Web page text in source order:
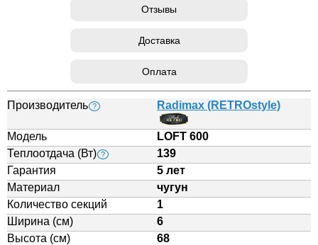
Отзывы
Доставка
Оплата
Производитель ? Radimax (RETROstyle)
Модель
LOFT 600
Теплоотдача (Вт) ?
139
Гарантия
5 лет
Материал
чугун
Количество секций
1
Ширина (см)
6
Высота (см)
68